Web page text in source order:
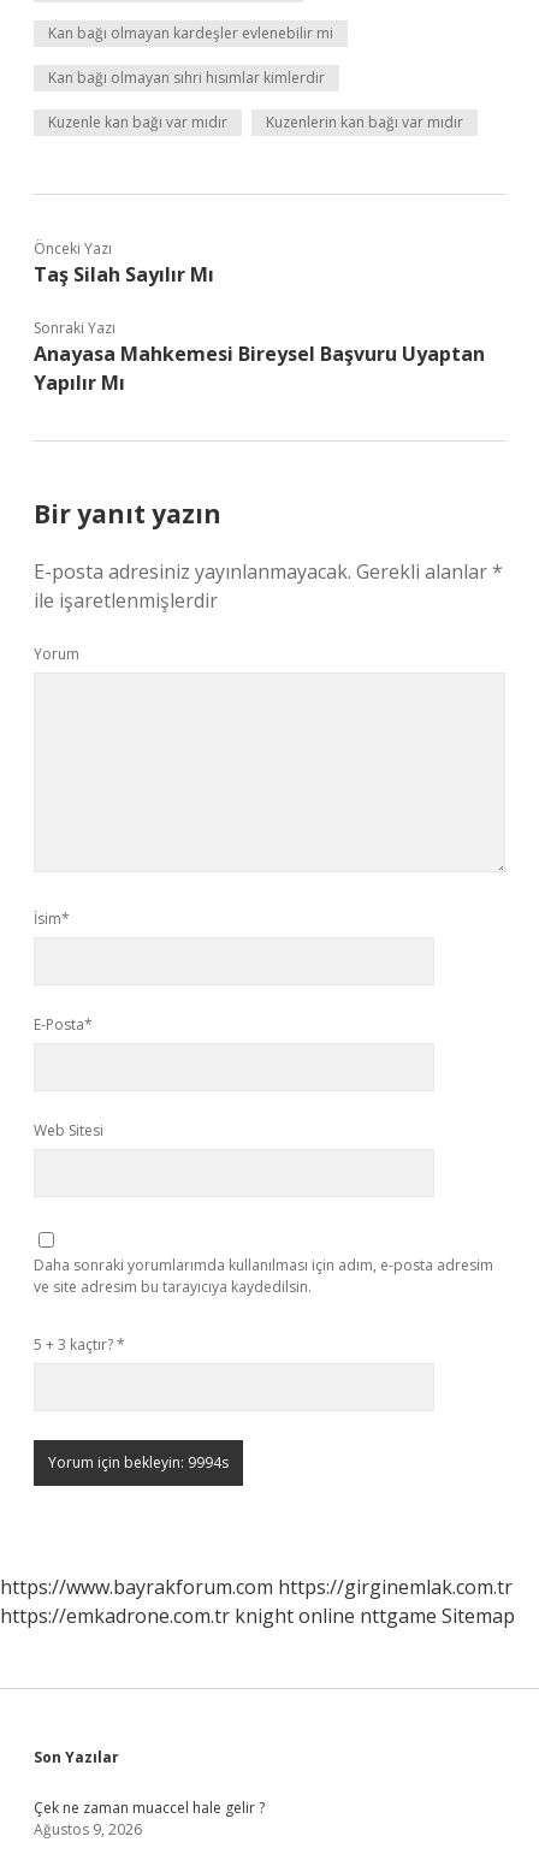
Kan bağı olmayan kardeşler evlenebilir mi
Kan bağı olmayan sıhri hısımlar kimlerdir
Kuzenle kan bağı var mıdır Kuzenlerin kan bağı var mıdır
Önceki Yazı
Taş Silah Sayılır Mı
Sonraki Yazı
Anayasa Mahkemesi Bireysel Başvuru Uyaptan
Yapılır Mı
Bir yanıt yazın
E-posta adresiniz yayınlanmayacak. Gerekli alanlar*
ile işaretlenmişlerdir
Yorum
İsim*
E-Posta*
Web Sitesi
Daha sonraki yorumlarımda kullanılması için adım, e-posta adresim
ve site adresim bu tarayıcıya kaydedilsin.
5 + 3 kaçtır?*
https://www.bayrakforum.com https://girginemlak.com.tr
https://emkadrone.com.tr knight online nttgame Sitemap
Sidebar
Son Yazılar
Çek ne zaman muaccel hale gelir ?
Ağustos 9, 2026